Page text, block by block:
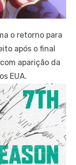
o retorno para
após o final
aparição da
EUA.